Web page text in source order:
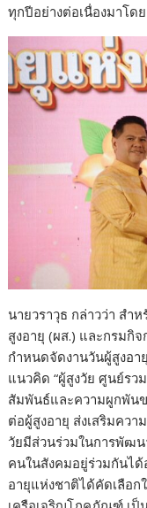
ทุกปีอย่างต่อเนื่องมาโด
นายวราวุธ กล่าวว่า สำ
สูงอายุ (ผส.) และกรมกิ
กำหนดจัดงานวันผู้สูงอ
แนวคิด “ผู้สูงวัย ศูนย์รว
สัมพันธ์และความผูกพัน
ต่อผู้สูงอายุ ส่งเสริมคว
วัยมีส่วนร่วมในการพัฒ
คนในสังคมอยู่ร่วมกันไ
อายุแห่งชาติได้คัดเลือ